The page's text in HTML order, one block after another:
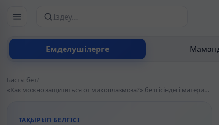
Емделушілерге
Сайттан іздеу
Басты бет/
«Как можно защититься от микоплазмоза?» белгісіндегі материалдар
ТАҚЫРЫП БЕЛГІСІ